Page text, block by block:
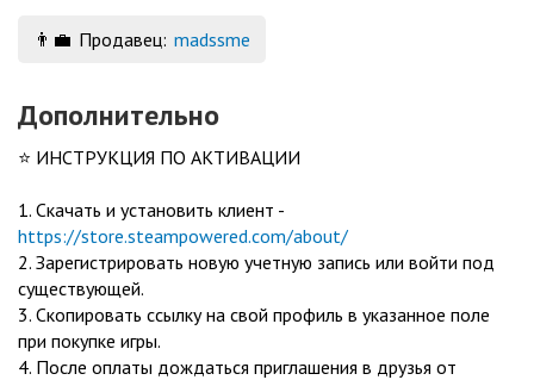
👨‍💼 Продавец: madssme
Дополнительно
⭐️ ИНСТРУКЦИЯ ПО АКТИВАЦИИ
1. Скачать и установить клиент -
https://store.steampowered.com/about/
2. Зарегистрировать новую учетную запись или войти под
существующей.
3. Скопировать ссылку на свой профиль в указанное поле
при покупке игры.
4. После оплаты дождаться приглашения в друзья от